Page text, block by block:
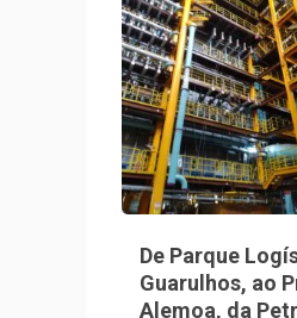
De Parque
Guarulhos, ao
Alemoa, da